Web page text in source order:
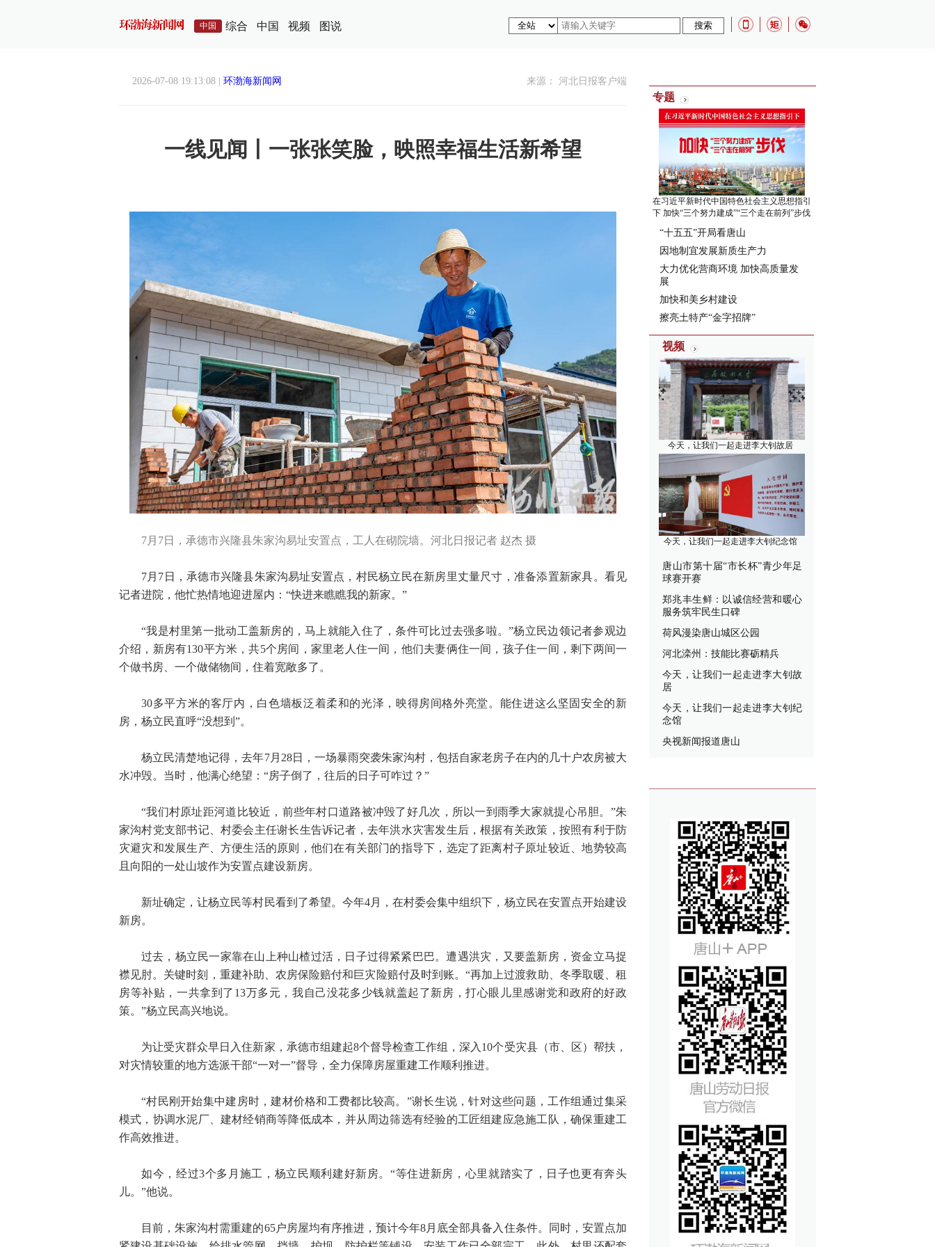
中国 综合 中国 视频 图说
2026-07-08 19:13:08 | 环渤海新闻网 来源： 河北日报客户端
一线见闻丨一张张笑脸，映照幸福生活新希望
7月7日，承德市兴隆县朱家沟易址安置点，工人在砌院墙。河北日报记者 赵杰 摄
7月7日，承德市兴隆县朱家沟易址安置点，村民杨立民在新房里丈量尺寸，准备添置新家具。看见
记者进院，他忙热情地迎进屋内：“快进来瞧瞧我的新家。”
“我是村里第一批动工盖新房的，马上就能入住了，条件可比过去强多啦。”杨立民边领记者参观边
介绍，新房有130平方米，共5个房间，家里老人住一间，他们夫妻俩住一间，孩子住一间，剩下两间一
个做书房、一个做储物间，住着宽敞多了。
30多平方米的客厅内，白色墙板泛着柔和的光泽，映得房间格外亮堂。能住进这么坚固安全的新
房，杨立民直呼“没想到”。
杨立民清楚地记得，去年7月28日，一场暴雨突袭朱家沟村，包括自家老房子在内的几十户农房被大
水冲毁。当时，他满心绝望：“房子倒了，往后的日子可咋过？”
“我们村原址距河道比较近，前些年村口道路被冲毁了好几次，所以一到雨季大家就提心吊胆。”朱
家沟村党支部书记、村委会主任谢长生告诉记者，去年洪水灾害发生后，根据有关政策，按照有利于防
灾避灾和发展生产、方便生活的原则，他们在有关部门的指导下，选定了距离村子原址较近、地势较高
且向阳的一处山坡作为安置点建设新房。
新址确定，让杨立民等村民看到了希望。今年4月，在村委会集中组织下，杨立民在安置点开始建设
新房。
过去，杨立民一家靠在山上种山楂过活，日子过得紧紧巴巴。遭遇洪灾，又要盖新房，资金立马捉
襟见肘。关键时刻，重建补助、农房保险赔付和巨灾险赔付及时到账。“再加上过渡救助、冬季取暖、租
房等补贴，一共拿到了13万多元，我自己没花多少钱就盖起了新房，打心眼儿里感谢党和政府的好政
策。”杨立民高兴地说。
为让受灾群众早日入住新家，承德市组建起8个督导检查工作组，深入10个受灾县（市、区）帮扶，
对灾情较重的地方选派干部“一对一”督导，全力保障房屋重建工作顺利推进。
“村民刚开始集中建房时，建材价格和工费都比较高。”谢长生说，针对这些问题，工作组通过集采
模式，协调水泥厂、建材经销商等降低成本，并从周边筛选有经验的工匠组建应急施工队，确保重建工
作高效推进。
如今，经过3个多月施工，杨立民顺利建好新房。“等住进新房，心里就踏实了，日子也更有奔头
儿。”他说。
目前，朱家沟村需重建的65户房屋均有序推进，预计今年8月底全部具备入住条件。同时，安置点加
专题
在习近平新时代中国特色社会主义思想指引
下 加快“三个努力建成”“三个走在前列”步伐
“十五五”开局看唐山
因地制宜发展新质生产力
大力优化营商环境 加快高质量发
展
加快和美乡村建设
擦亮土特产“金字招牌”
视频
今天，让我们一起走进李大钊故居
今天，让我们一起走进李大钊纪念馆
唐山市第十届“市长杯”青少年足
球赛开赛
郑兆丰生鲜：以诚信经营和暖心
服务筑牢民生口碑
荷风漫染唐山城区公园
河北滦州：技能比赛砺精兵
今天，让我们一起走进李大钊故
居
今天，让我们一起走进李大钊纪
念馆
央视新闻报道唐山